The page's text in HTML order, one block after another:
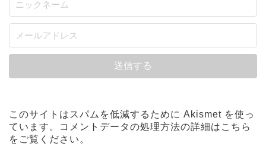
このサイトはスパムを低減するために Akismet を使っ
ています。
コメントデータの処理方法の詳細はこちら
をご覧ください 。